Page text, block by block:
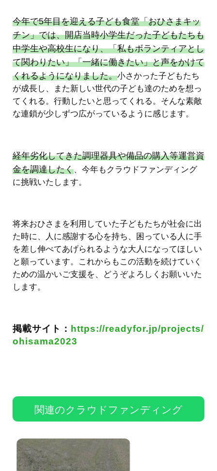
今年で5年目を迎える子ども食堂「おひさまキッ
チン」では、開店当時小学生だった子どもたちも
中学生や高校生になり、「私もボランティアとし
て関わりたい」「一緒に働きたい」と声をかけて
くれるようになりました。小さかった子どもたち
が成長し、また新しい世代の子ども達のためを想っ
てくれる。行動したいと思ってくれる。そんな素敵
な連鎖が少しずつ広がっているように感じます。
経年劣化してきた調理器具や備品の購入等運営資
金を調達したく、今年もクラウドファンディング
に挑戦いたします。
将来おひさまを利用していた子どもたちが社会に出
た時に、人に感謝する心を持ち、困っている人に手
を差し伸べてあげられるような大人になってほしい
と願っています。これからもこの活動を続けていく
ための温かいご支援を、どうぞよろしくお願いいた
します。
掲載サイト： https://readyfor.jp/projects/
ohisama2023
関連のクラウドファンディング